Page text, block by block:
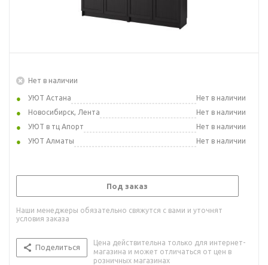
Нет в наличии
УЮТ Астана
Нет в наличии
Новосибирск, Лента
Нет в наличии
УЮТ в тц Апорт
Нет в наличии
УЮТ Алматы
Нет в наличии
Под заказ
Наши менеджеры обязательно свяжутся с вами и уточнят
условия заказа
Поделиться
Цена действительна только для интернет-
магазина и может отличаться от цен в
розничных магазинах